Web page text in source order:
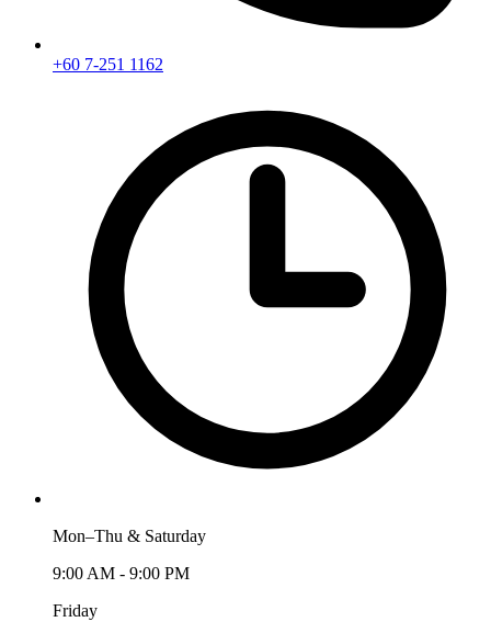
+60 7-251 1162
Mon–Thu & Saturday
9:00 AM - 9:00 PM
Friday